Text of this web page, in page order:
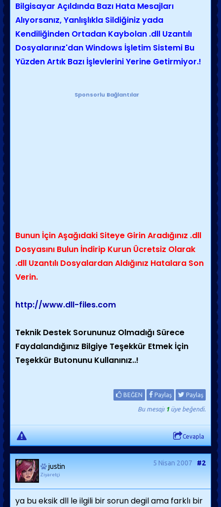
Bilgisayar Açıldında Bazı Hata Mesajları
Alıyorsanız, Yanlışlıkla Sildiğiniz yada
Kendiliğinden Ortadan Kaybolan .dll Uzantılı
Dosyalarınız'dan Windows İşletim Sistemi Bu
Yüzden Artık Bazı İşlevlerini Yerine Getirmiyor.!
Sponsorlu Bağlantılar
Bunun İçin Aşağıdaki Siteye Girin Aradığınız .dll
Dosyasını Bulun İndirip Kurun Ücretsiz Olarak
.dll Uzantılı Dosyalardan Aldığınız Hatalara Son
Verin.
http://www.dll-files.com
Teknik Destek Sorununuz Olmadığı Sürece
Faydalandığınız Bilgiye Teşekkür Etmek İçin
Teşekkür Butonunu Kullanınız..!
BEĞEN Paylaş Paylaş
Bu mesajı 1üye beğendi.
Cevapla
justin
Ziyaretçi
5 Nisan 2007 #2
ya bu eksik dll le ilgili bir sorun degil ama farklı bir